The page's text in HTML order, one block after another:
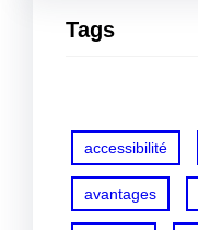
Tags
accessibilité
avantages